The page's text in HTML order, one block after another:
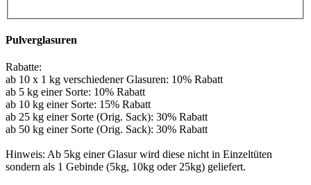
Pulverglasuren
Rabatte:
ab 10 x 1 kg verschiedener Glasuren: 10% Rabatt
ab 5 kg einer Sorte: 10% Rabatt
ab 10 kg einer Sorte: 15% Rabatt
ab 25 kg einer Sorte (Orig. Sack): 30% Rabatt
ab 50 kg einer Sorte (Orig. Sack): 30% Rabatt
Hinweis: Ab 5kg einer Glasur wird diese nicht in Einzeltüten
sondern als 1 Gebinde (5kg, 10kg oder 25kg) geliefert.